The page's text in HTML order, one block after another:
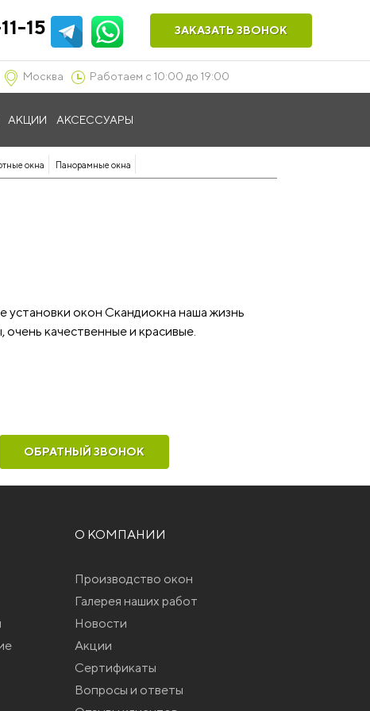
15 ЗАКАЗАТЬ ЗВОНОК
Москва Работаем с 10:00 до 19:00
АКЦИИ АКСЕССУАРЫ
окна
Панорамные окна
окон Скандиокна наша жизнь
качественные и красивые.
ОБРАТНЫЙ ЗВОНОК
О КОМПАНИИ
Производство окон
Галерея наших работ
Новости
Акции
Сертификаты
Вопросы и ответы